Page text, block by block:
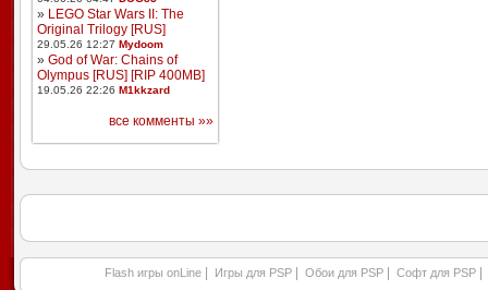
» LEGO Star Wars II: The
Original Trilogy [RUS]
29.05.26 12:27 Mydoom
» God of War: Chains of
Olympus [RUS] [RIP 400MB]
19.05.26 22:26 M1kkzard
все комменты »»
Flash игры onLine Игры для PSP Обои для PSP Софт для PSP